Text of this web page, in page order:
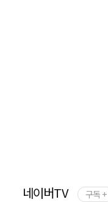
네이버TV 구독 +